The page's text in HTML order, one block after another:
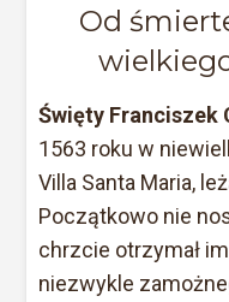
Od
Święty Franciszek
1563 roku w
Villa Santa Maria,
Początkowo nie
chrzcie otrzymał
niezwykle